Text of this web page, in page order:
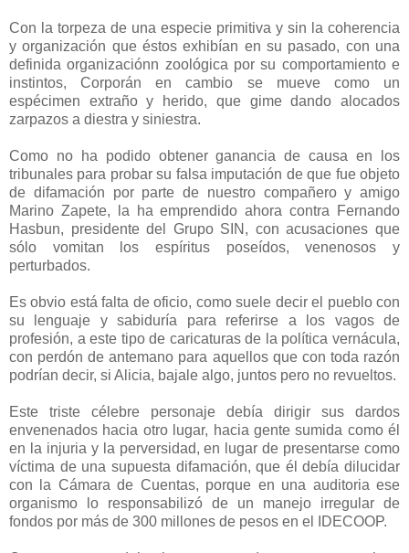
Con la torpeza de una especie primitiva y sin la coherencia
y organización que éstos exhibían en su pasado, con una
definida organizaciónn zoológica por su comportamiento e
instintos, Corporán en cambio se mueve como un
espécimen extraño y herido, que gime dando alocados
zarpazos a diestra y siniestra.
Como no ha podido obtener ganancia de causa en los
tribunales para probar su falsa imputación de que fue objeto
de difamación por parte de nuestro compañero y amigo
Marino Zapete, la ha emprendido ahora contra Fernando
Hasbun, presidente del Grupo SIN, con acusaciones que
sólo vomitan los espíritus poseídos, venenosos y
perturbados.
Es obvio está falta de oficio, como suele decir el pueblo con
su lenguaje y sabiduría para referirse a los vagos de
profesión, a este tipo de caricaturas de la política vernácula,
con perdón de antemano para aquellos que con toda razón
podrían decir, si Alicia, bajale algo, juntos pero no revueltos.
Este triste célebre personaje debía dirigir sus dardos
envenenados hacia otro lugar, hacia gente sumida como él
en la injuria y la perversidad, en lugar de presentarse como
víctima de una supuesta difamación, que él debía dilucidar
con la Cámara de Cuentas, porque en una auditoria ese
organismo lo responsabilizó de un manejo irregular de
fondos por más de 300 millones de pesos en el IDECOOP.